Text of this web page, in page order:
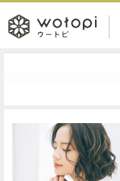
wotopi
ウ
ー
ュ
健康